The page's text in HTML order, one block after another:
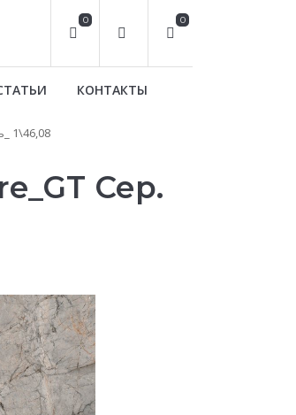
0 0
КОНТАКТЫ
1\46,08
Сер.